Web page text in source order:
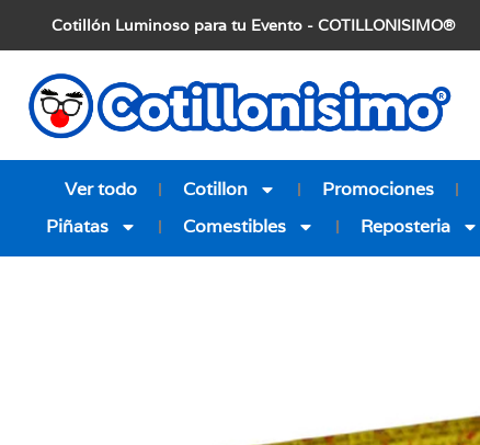
Cotillón Luminoso para tu Evento - COTILLONISIMO®
Ver todo Cotillon Promociones
Piñatas
Comestibles Reposteria